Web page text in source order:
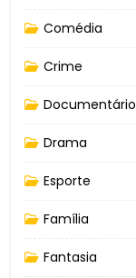
Comédia
Crime
Documentário
Drama
Esporte
Família
Fantasia